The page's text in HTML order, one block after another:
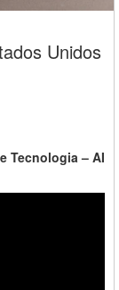
Unidos
Tecnologia – AI